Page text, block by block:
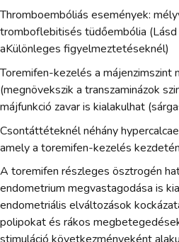
Thromboembóliás események:
tromboflebitisés tüdőembólia
aKülönleges figyelmeztetéseknél)
Toremifen-kezelés a
(megnövekszik a transzaminázok
májfunkció zavar is kialakulhat
Csontáttéteknél néhány
amely a toremifen-kezelés
A toremifen részleges ösztrogén
endometrium megvastagodása is
endometriális elváltozások
polipokat és rákos